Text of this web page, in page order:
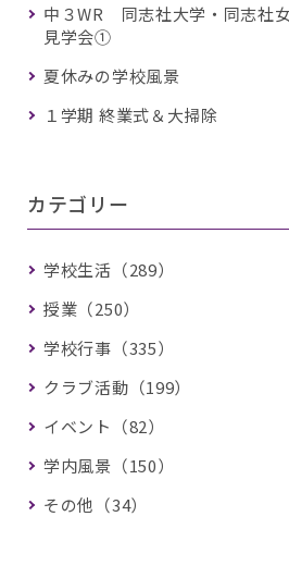
中３WR 同志社大学・同志社
見学会①
夏休みの学校風景
１学期 終業式＆大掃除
カテゴリー
学校生活（289）
授業（250）
学校行事（335）
クラブ活動（199）
イベント（82）
学内風景（150）
その他（34）